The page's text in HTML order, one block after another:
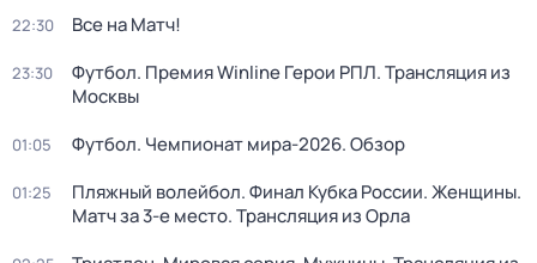
22:30 Все на Матч!
23:30
Футбол. Премия Winline Герои РПЛ. Трансляция из
Москвы
01:05 Футбол. Чемпионат мира-2026. Обзор
01:25
Пляжный волейбол. Финал Кубка России. Женщины.
Матч за 3-е место. Трансляция из Орла